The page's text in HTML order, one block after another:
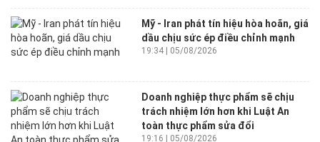
Mỹ - Iran phát tín hiệu hòa hoãn, giá
dầu chịu sức ép điều chỉnh mạnh
19:34 | 05/08/2026
Doanh nghiệp thực phẩm sẽ chịu
trách nhiệm lớn hơn khi Luật An
toàn thực phẩm sửa đổi
19:16 | 05/08/2026